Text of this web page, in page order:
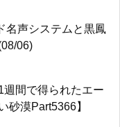
名声システムと黒鳳
06)
間で得られたエー
砂漠Part5366】